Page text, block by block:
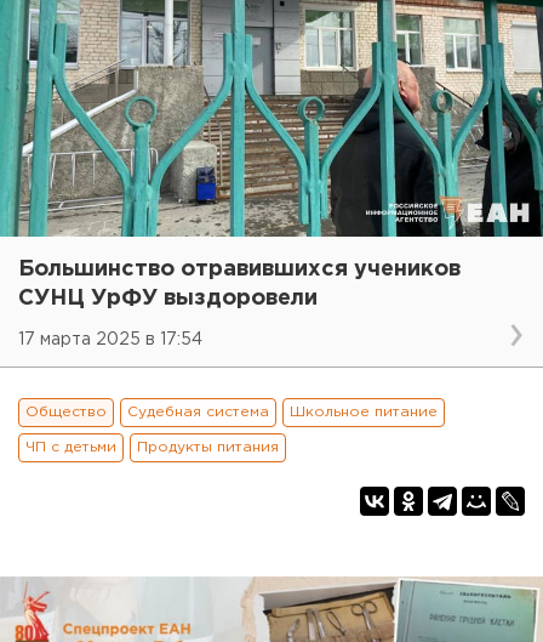
Большинство отравившихся учеников
СУНЦ УрФУ выздоровели
17 марта 2025 в 17:54
Общество Судебная система Школьное питание
ЧП с детьми Продукты питания